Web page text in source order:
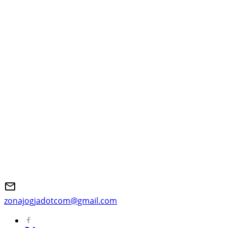
zonajogjadotcom@gmail.com